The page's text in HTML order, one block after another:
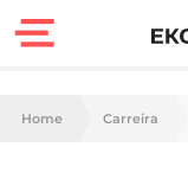
Home Carreira